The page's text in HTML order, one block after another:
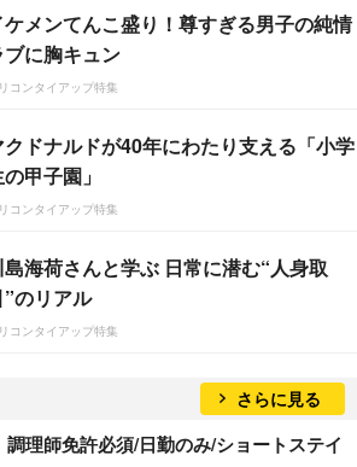
ケメンてんこ盛り！尊すぎる男子の純情
ブに胸キュン
コンタイアップ特集
クドナルドが40年にわたり支える「小学
甲子園」
コンタイアップ特集
島海荷さんと学ぶ 日常に潜む“人身取
”のリアル
コンタイアップ特集
さらに見る
調理師免許必須/日勤のみ/ショートステイ